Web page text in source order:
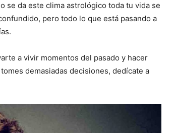
se da este clima astrológico toda tu vida se
pero todo lo que está pasando a
a vivir momentos del pasado y hacer
demasiadas decisiones, dedícate a